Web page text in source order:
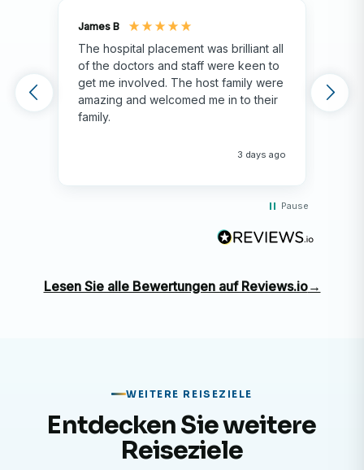
James B
The hospital placement was brilliant all
of the doctors and staff were keen to
get me involved. The host family were
amazing and welcomed me in to their
family.
3 days ago
Pause
Lesen Sie alle Bewertungen auf Reviews.io→
WEITERE REISEZIELE
Entdecken Sie weitere
Reiseziele